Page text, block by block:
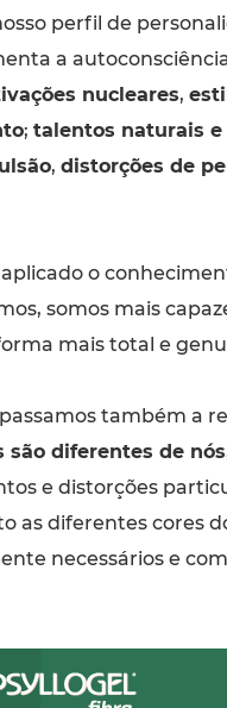
perfil de
a
nucleares,
; talentos naturais
, distorções de
o
somos mais
mais total e
também a
são diferentes de nós
e distorções
as diferentes cores
necessários e